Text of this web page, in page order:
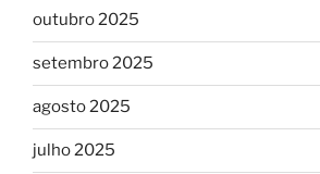
outubro 2025
setembro 2025
agosto 2025
julho 2025